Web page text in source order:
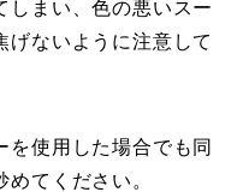
しまい、色の悪いスー
げないように注意して
を使用した場合でも同
てください。